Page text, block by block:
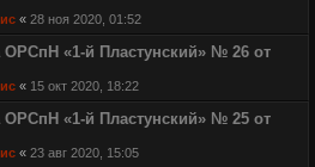
« 28 ноя 2020, 01:52
«1-й Пластунский» № 26 от
« 15 окт 2020, 18:22
«1-й Пластунский» № 25 от
« 23 авг 2020, 15:05